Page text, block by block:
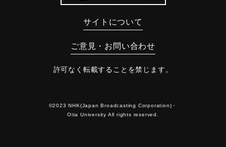
サイトについて
ご意見・お問い合わせ
許可なく転載することを禁じます。
©2023 NHK(Japan Broadcasting Corporation)・
Oita University All rights reserved.